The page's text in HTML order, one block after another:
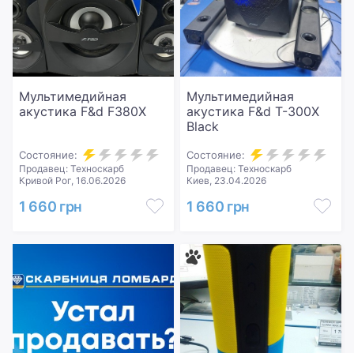
Мультимедийная
акустика F&d F380X
Состояние:
Продавец: Техноскарб
Кривой Рог, 16.06.2026
1 660 грн
Мультимедийная
акустика F&d T-300X
Black
Состояние:
Продавец: Техноскарб
Киев, 23.04.2026
1 660 грн